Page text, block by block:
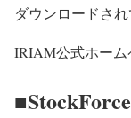
ダウンロードされ
IRIAM公式ホーム